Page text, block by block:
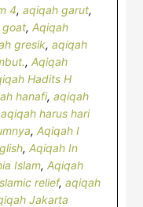
4,aqiqah garut,
goat,Aqiqah
gresik,aqiqah
,Aqiqah
Hadits H
hanafi,aqiqah
aqiqah harus hari
,Aqiqah I
,Aqiqah In
Islam,Aqiqah
relief,aqiqah
Jakarta